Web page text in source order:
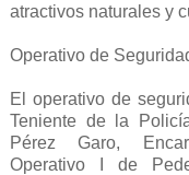
atractivos naturales y
Operativo de
El operativo de
Teniente de la
Pérez Garo,
Operativo I de